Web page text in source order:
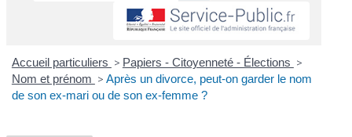
Accueil particuliers > Papiers - Citoyenneté - Élections >
Nom et prénom > Après un divorce, peut-on garder le nom
de son ex-mari ou de son ex-femme ?